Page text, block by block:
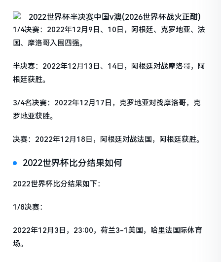
1/4决赛：2022年12月9日、10日，阿根廷、克罗地亚、法
国、摩洛哥入围四强。
半决赛：2022年12月13日、14日，阿根廷对战摩洛哥，阿
根廷获胜。
3/4名决赛：2022年12月17日，克罗地亚对战摩洛哥，克
罗地亚获胜。
决赛：2022年12月18日，阿根廷对战法国，阿根廷获胜。
2022世界杯比分结果如何
2022世界杯比分结果如下：
1/8决赛：
2022年12月3日，23:00，荷兰3-1美国，哈里法国际体育
场。